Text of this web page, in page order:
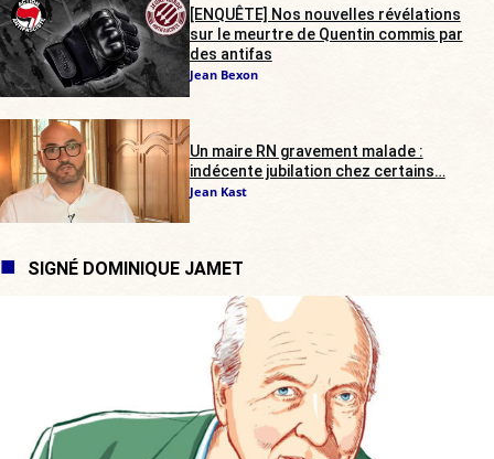
[ENQUÊTE] Nos nouvelles révélations
sur le meurtre de Quentin commis par
des antifas
Jean Bexon
Un maire RN gravement malade :
indécente jubilation chez certains…
Jean Kast
SIGNÉ DOMINIQUE JAMET